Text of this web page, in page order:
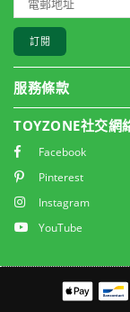
訂閱
服務條款
TOYZONE社交網
Facebook
Pinterest
Instagram
YouTube